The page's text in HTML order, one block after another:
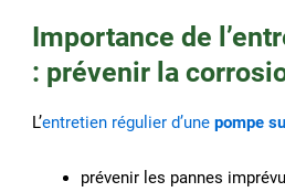
Importance de
: prévenir la
L’entretien régulier d’unepompe
prévenir les pannes